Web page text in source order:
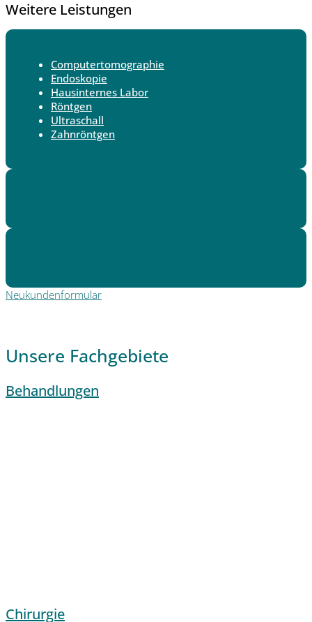
Weitere Leistungen
Computertomographie
Endoskopie
Hausinternes Labor
Röntgen
Ultraschall
Zahnröntgen
Neukundenformular
Unsere Fachgebiete
Behandlungen
Chirurgie